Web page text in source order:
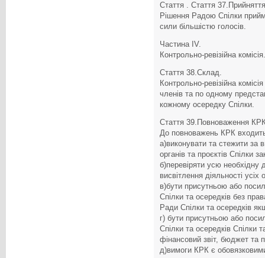
Стаття . Стаття
Рішення Радою Спілки
сили більшістю голосів.
Частина IV.
Контрольно-ревізійна комісія.
Стаття 38.Склад.
Контрольно-ревізійна
членів та по одному
кожному осередку Спілки.
Стаття 39.Повноваження
До повноважень КРК
а)виконувати та стежити за
органів та проєктів Спілки
б)перевіряти усю необхідну
висвітлення діяльності усіх
в)бути присутньою або
Спілки та осередків без
Ради Спілки та осередків
г) бути присутньою або
Спілки та осередків Спілки
фінансовий звіт, бюджет та
д)вимоги КРК є